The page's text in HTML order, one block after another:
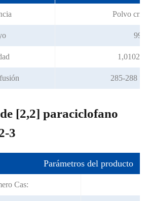
Polvo
1,0102
285-288
[2,2] paraciclofano
3
Parámetros del producto
Cas: